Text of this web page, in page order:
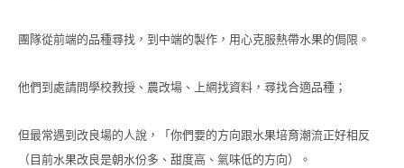
團隊從前端的品種尋找，到中端的製作，用心克服熱帶水果的侷限。
他們到處請問學校教授、農改場、上網找資料，尋找合適品種；
但最常遇到改良場的人說，「你們要的方向跟水果培育潮流正好相反
（目前水果改良是朝水份多、甜度高、氣味低的方向）。